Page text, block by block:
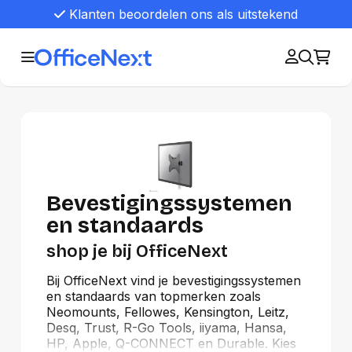
Klanten beoordelen ons als uitstekend
Bevestigingssystemen
en standaards
shop je bij OfficeNext
Bij OfficeNext vind je bevestigingssystemen
en standaards van topmerken zoals
Neomounts, Fellowes, Kensington, Leitz,
Desq, Trust, R-Go Tools, iiyama, Hansa,
HP, Apple, Q-CONNECT en Durable. Kies